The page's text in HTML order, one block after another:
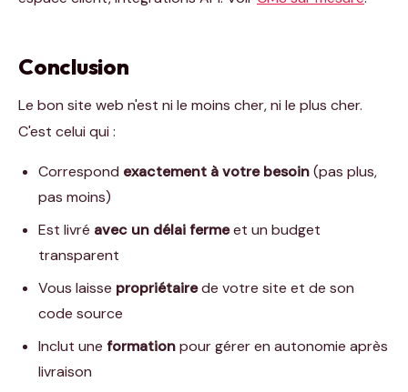
Conclusion
Le bon site web n'est ni le moins cher, ni le plus cher.
C'est celui qui :
Correspond exactement à votre besoin(pas plus,
pas moins)
Est livré avec un délai fermeet un budget
transparent
Vous laisse propriétairede votre site et de son
code source
Inclut une formationpour gérer en autonomie après
livraison